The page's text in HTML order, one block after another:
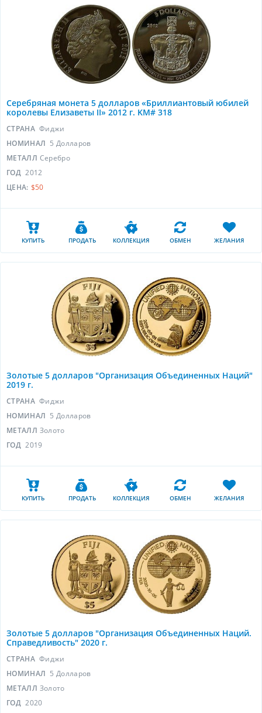
Серебряная монета 5 долларов «Бриллиантовый юбилей
королевы Елизаветы II» 2012 г. KM# 318
СТРАНА Фиджи
НОМИНАЛ 5 Долларов
МЕТАЛЛ Серебро
ГОД 2012
ЦЕНА: $50
КУПИТЬ ПРОДАТЬ КОЛЛЕКЦИЯ ОБМЕН ЖЕЛАНИЯ
Золотые 5 долларов "Организация Объединенных Наций"
2019 г.
СТРАНА Фиджи
НОМИНАЛ 5 Долларов
МЕТАЛЛ Золото
ГОД 2019
КУПИТЬ ПРОДАТЬ КОЛЛЕКЦИЯ ОБМЕН ЖЕЛАНИЯ
Золотые 5 долларов "Организация Объединенных Наций.
Справедливость" 2020 г.
СТРАНА Фиджи
НОМИНАЛ 5 Долларов
МЕТАЛЛ Золото
ГОД 2020